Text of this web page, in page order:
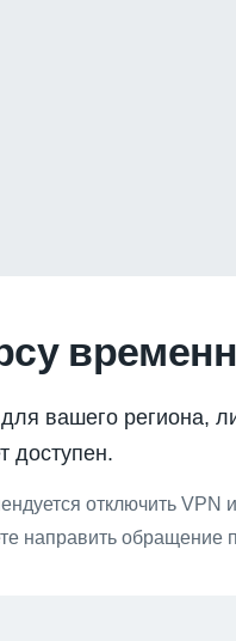
вашего региона,
доступен.
отключить VPN
направить обращение